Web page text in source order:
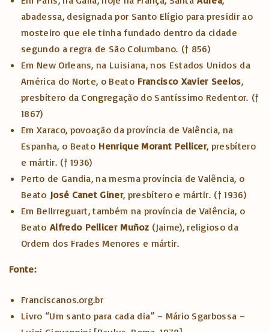
abadessa, designada por Santo Elígio para presidir ao
mosteiro que ele tinha fundado dentro da cidade
segundo a regra de São Columbano. († 856)
Em New Orleans, na Luisiana, nos Estados Unidos da
América do Norte, o Beato Francisco Xavier Seelos,
presbítero da Congregação do Santíssimo Redentor. (†
1867)
Em Xaraco, povoação da província de Valência, na
Espanha, o Beato Henrique Morant Pellicer, presbítero
e mártir. († 1936)
Perto de Gandia, na mesma província de Valência, o
Beato José Canet Giner, presbítero e mártir. († 1936)
Em Bellrreguart, também na província de Valência, o
Beato Alfredo Pellicer Muñoz (Jaime), religioso da
Ordem dos Frades Menores e mártir.
Fonte:
Franciscanos.org.br
Livro “Um santo para cada dia” – Mário Sgarbossa –